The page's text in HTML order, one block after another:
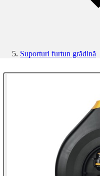
Suporturi furtun grădină